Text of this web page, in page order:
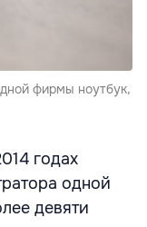
фирмы ноутбук,
годах
одной
девяти